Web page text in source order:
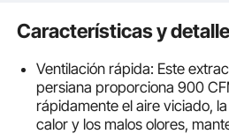
Características y
Ventilación rápida: Este
persiana proporciona 900
rápidamente el aire viciado,
calor y los malos olores,